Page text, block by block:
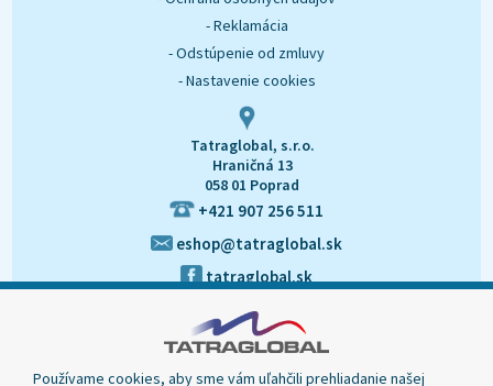
- Reklamácia
- Odstúpenie od zmluvy
- Nastavenie cookies
Tatraglobal, s.r.o.
Hraničná 13
058 01 Poprad
+421 907 256 511
eshop@tatraglobal.sk
tatraglobal.sk
Používame cookies, aby sme vám uľahčili prehliadanie našej